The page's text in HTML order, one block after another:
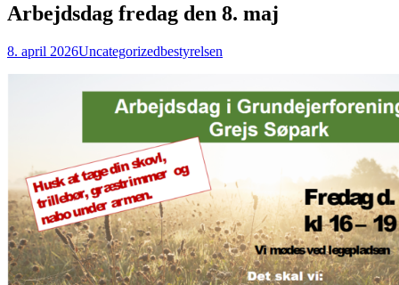
Arbejdsdag fredag den 8. maj
8. april 2026Uncategorizedbestyrelsen